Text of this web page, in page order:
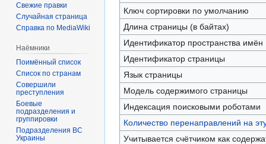
Ключ сортировки по умолчанию
Длина страницы (в байтах)
Идентификатор пространства имён
Идентификатор страницы
Язык страницы
Модель содержимого страницы
Индексация поисковыми роботами
Количество перенаправлений на
Учитывается счётчиком как
Свежие правки
Случайная страница
Справка по MediaWiki
Наёмники
Поимённый список
Список по странам
Совершили
преступления
Боевые
подразделения и
группировки
Подразделения ВС
Украины